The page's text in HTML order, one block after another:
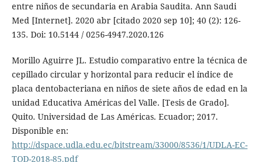
entre niños de secundaria en Arabia Saudita. Ann Saudi
Med [Internet]. 2020 abr [citado 2020 sep 10]; 40 (2): 126-
135. Doi: 10.5144 / 0256-4947.2020.126
Morillo Aguirre JL. Estudio comparativo entre la técnica de
cepillado circular y horizontal para reducir el índice de
placa dentobacteriana en niños de siete años de edad en la
unidad Educativa Américas del Valle. [Tesis de Grado].
Quito. Universidad de Las Américas. Ecuador; 2017.
Disponible en:
http://dspace.udla.edu.ec/bitstream/33000/8536/1/UDLA-EC-
TOD-2018-85.pdf